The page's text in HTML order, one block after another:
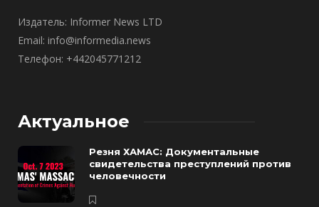
Издатель: Informer News LTD
Email: info@informedia.news
Телефон: +442045771212
Актуальное
Резня ХАМАС: Документальные
свидетельства преступлений против
человечности